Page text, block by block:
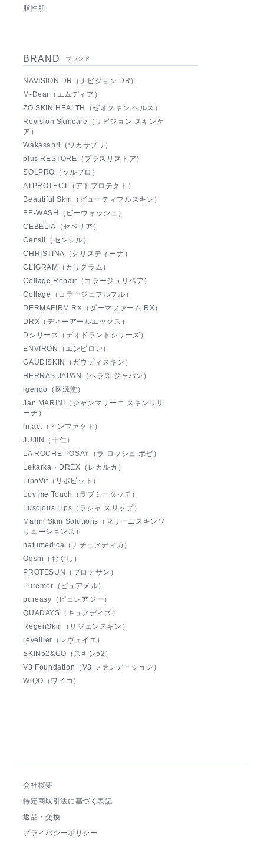
脂性肌
BRAND ブランド
NAVISION DR（ナビジョン DR）
M-Dear（エムディア）
ZO SKIN HEALTH（ゼオスキン ヘルス）
Revision Skincare（リビジョン スキンケ
ア）
Wakasapri（ワカサプリ）
plus RESTORE（プラスリストア）
SOLPRO（ソルプロ）
ATPROTECT（アトプロテクト）
Beautiful Skin（ビューティフルスキン）
BE-WASH（ビーウォッシュ）
CEBELIA（セベリア）
Censil（センシル）
CHRISTINA（クリスティーナ）
CLIGRAM（カリグラム）
Collage Repair（コラージュリペア）
Collage（コラージュフルフル）
DERMAFIRM RX（ダーマファーム RX）
DRX（ディーアールエックス）
Dシリーズ（デオドラントシリーズ）
ENVIRON（エンビロン）
GAUDISKIN（ガウディスキン）
HERRAS JAPAN（ヘラス ジャパン）
igendo（医源堂）
Jan MARINI（ジャンマリーニ スキンリサ
ーチ）
infact（インファクト）
JUJIN（十仁）
LA ROCHE POSAY（ラ ロッシュ ポゼ）
Lekarka・DREX（レカルカ）
LipoVit（リポビット）
Lov me Touch（ラブミータッチ）
Luscious Lips（ラシャ スリップ）
Marini Skin Solutions（マリーニスキンソ
リューションズ）
natumedica（ナチュメディカ）
Ogshi（おぐし）
PROTESUN（プロテサン）
Puremer（ピュアメル）
pureasy（ピュレアジー）
QUADAYS（キュアデイズ）
RegenSkin（リジェンスキン）
réveiller（レヴェイエ）
SKIN52&CO（スキン52）
V3 Foundation（V3 ファンデーション）
WiQO（ワイコ）
会社概要
特定商取引法に基づく表記
返品・交換
プライバシーポリシー